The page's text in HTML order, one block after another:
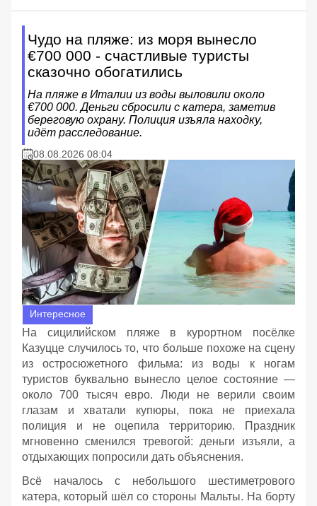
Чудо на пляже: из моря вынесло
€700 000 - счастливые туристы
сказочно обогатились
На пляже в Италии из воды выловили около
€700 000. Деньги сбросили с катера, заметив
береговую охрану. Полиция изъяла находку,
идёт расследование.
08.08.2026 08:04
Интересное
На сицилийском пляже в курортном посёлке
Казуцце случилось то, что больше похоже на сцену
из остросюжетного фильма: из воды к ногам
туристов буквально вынесло целое состояние —
около 700 тысяч евро. Люди не верили своим
глазам и хватали купюры, пока не приехала
полиция и не оцепила территорию. Праздник
мгновенно сменился тревогой: деньги изъяли, а
отдыхающих попросили дать объяснения.
Всё началось с небольшого шестиметрового
катера, который шёл со стороны Мальты. На борту